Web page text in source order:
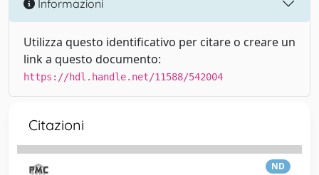
Informazioni
Utilizza questo identificativo per citare o creare un
link a questo documento:
https://hdl.handle.net/11588/542004
Citazioni
ND